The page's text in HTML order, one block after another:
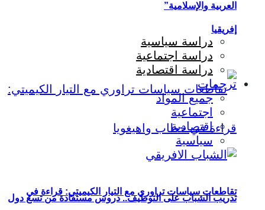
إفريقيا
تقاطعات سياسات تراوري مع التيار الكيميتي: قراءة في
العربية والإسلامية”
دراسة سياسية
دراسة اجتماعية
دراسة اقتصادية
ترجمات
جميع المواد
اجتماعية
اقتصادية
سياسية
تدريب الشباب على التوظيف.. دروس مستفادة من تسع دول